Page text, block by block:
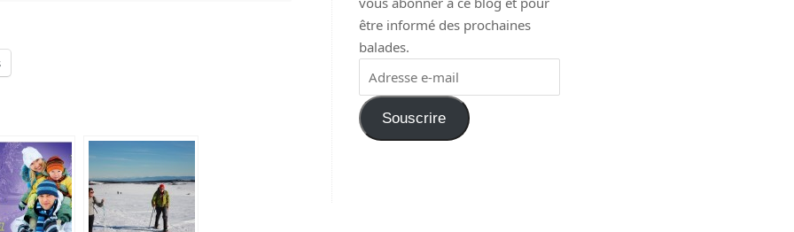
être informé des prochaines
balades.
Souscrire